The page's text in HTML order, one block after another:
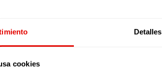
Detalles
cookies